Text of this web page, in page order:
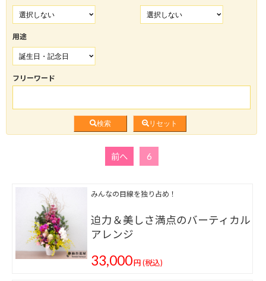
用途
フリーワード
検索 リセット
前へ 6
みんなの目線を独り占め！
迫力＆美しさ満点のバーティカル
アレンジ
33,000円(税込)